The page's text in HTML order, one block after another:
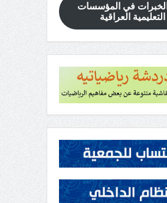
في المؤسسات
التعليمية العراقية